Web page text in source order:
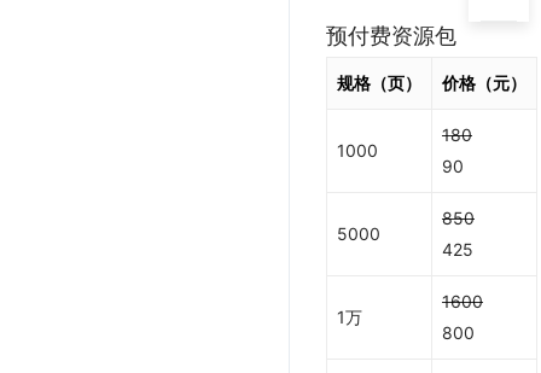
预付费资源包
规格（页） 价格（元）
1000
180
90
5000
850
425
1万
1600
800